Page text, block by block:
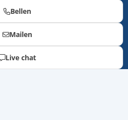
Bellen
Mailen
Live chat